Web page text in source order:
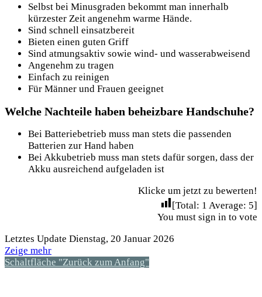
Selbst bei Minusgraden bekommt man innerhalb
kürzester Zeit angenehm warme Hände.
Sind schnell einsatzbereit
Bieten einen guten Griff
Sind atmungsaktiv sowie wind- und wasserabweisend
Angenehm zu tragen
Einfach zu reinigen
Für Männer und Frauen geeignet
Welche Nachteile haben beheizbare Handschuhe?
Bei Batteriebetrieb muss man stets die passenden
Batterien zur Hand haben
Bei Akkubetrieb muss man stets dafür sorgen, dass der
Akku ausreichend aufgeladen ist
Klicke um jetzt zu bewerten!
[Total: 1 Average: 5]
You must sign in to vote
Letztes Update Dienstag, 20 Januar 2026
Zeige mehr
Schaltfläche "Zurück zum Anfang"